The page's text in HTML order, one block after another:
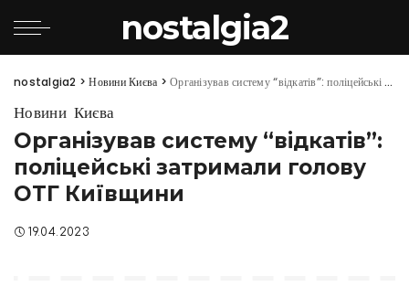
nostalgia2
nostalgia2 >Новини Києва >Організував систему “відкатів”: поліцейські затримали голову ОТГ Київщини
Новини Києва
Організував систему “відкатів”:
поліцейські затримали голову
ОТГ Київщини
19.04.2023